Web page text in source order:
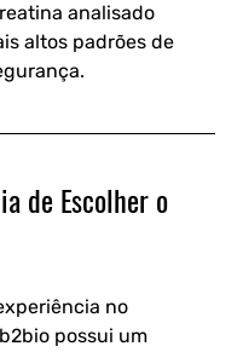
analisado
altos padrões de
de Escolher o
no
possui um